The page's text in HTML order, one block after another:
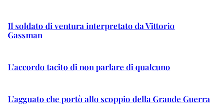
Il soldato di ventura interpretato da Vittorio
Gassman
L’accordo tacito di non parlare di qualcuno
L’agguato che portò allo scoppio della Grande Guerra